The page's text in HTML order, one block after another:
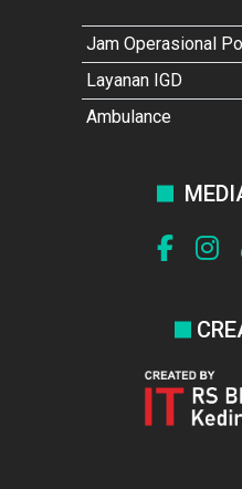
Jam Operasional
Layanan IGD
Ambulance